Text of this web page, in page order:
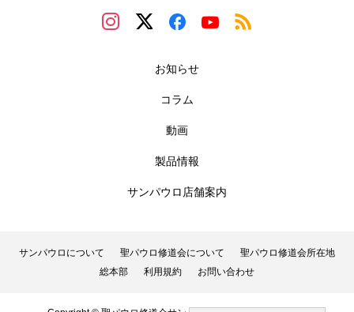
お知らせ
コラム
動画
製品情報
サンパウロ店舗案内
サンパウロについて 聖パウロ修道会について
聖パウロ修道会所在地
総本部
利用規約 お問い合わせ